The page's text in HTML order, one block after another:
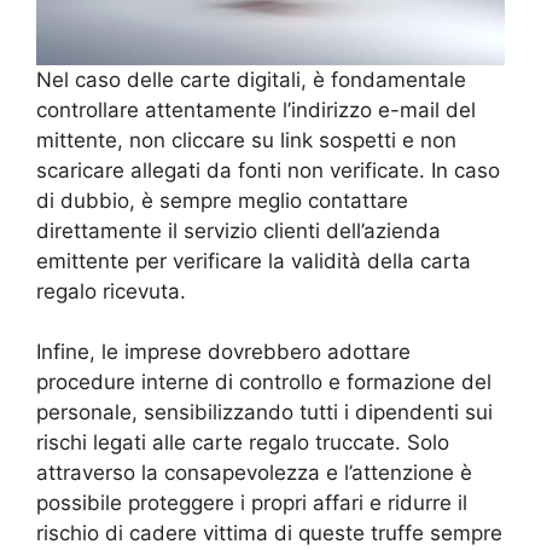
Nel caso delle carte digitali, è fondamentale
controllare attentamente l’indirizzo e-mail del
mittente, non cliccare su link sospetti e non
scaricare allegati da fonti non verificate. In caso
di dubbio, è sempre meglio contattare
direttamente il servizio clienti dell’azienda
emittente per verificare la validità della carta
regalo ricevuta.
Infine, le imprese dovrebbero adottare
procedure interne di controllo e formazione del
personale, sensibilizzando tutti i dipendenti sui
rischi legati alle carte regalo truccate. Solo
attraverso la consapevolezza e l’attenzione è
possibile proteggere i propri affari e ridurre il
rischio di cadere vittima di queste truffe sempre